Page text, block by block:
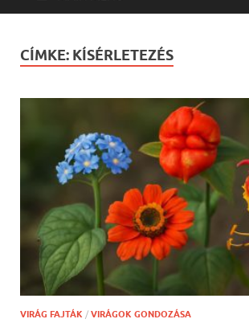
CÍMKE: KÍSÉRLETEZÉS
VIRÁG FAJTÁK / VIRÁGOK GONDOZÁSA